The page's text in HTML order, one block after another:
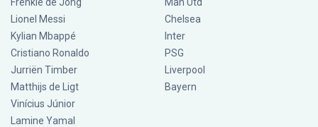
Lionel Messi
Kylian Mbappé
Cristiano Ronaldo
Jurriën Timber
Matthijs de Ligt
Vinícius Júnior
Lamine Yamal
Chelsea
Inter
PSG
Liverpool
Bayern